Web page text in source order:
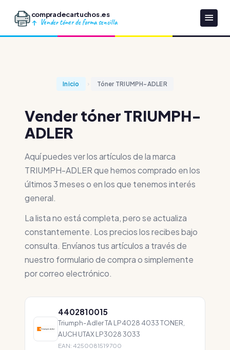
compradecartuchos.es
Vender tóner de forma sencilla
Inicio Tóner TRIUMPH-ADLER
Vender tóner TRIUMPH-
ADLER
Aquí puedes ver los artículos de la marca
TRIUMPH-ADLER que hemos comprado en los
últimos 3 meses o en los que tenemos interés
general.
La lista no está completa, pero se actualiza
constantemente. Los precios los recibes bajo
consulta. Envíanos tus artículos a través de
nuestro formulario de compra o simplemente
por correo electrónico.
4402810015
Triumph-Adler TA LP4028 4033 TONER,
AUCH UTAX LP3028 3033
EAN: 4250081519700